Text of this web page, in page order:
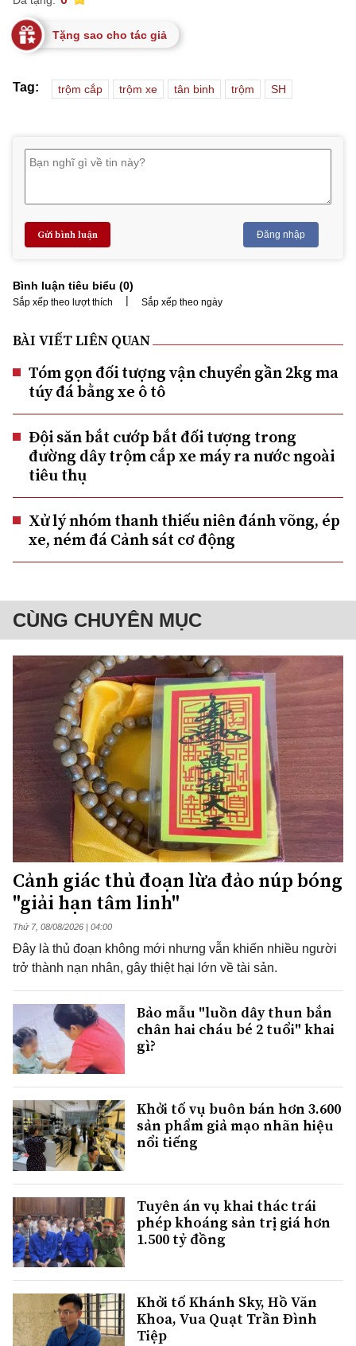
Tặng sao cho tác giả
Tag: trộm cắp trộm xe tân binh trộm SH
Gửi bình luận Đăng nhập
Bình luận tiêu biểu (0)
Sắp xếp theo lượt thích | Sắp xếp theo ngày
BÀI VIẾT LIÊN QUAN
Tóm gọn đối tượng vận chuyển gần 2kg ma
túy đá bằng xe ô tô
Đội săn bắt cướp bắt đối tượng trong
đường dây trộm cắp xe máy ra nước ngoài
tiêu thụ
Xử lý nhóm thanh thiếu niên đánh võng, ép
xe, ném đá Cảnh sát cơ động
CÙNG CHUYÊN MỤC
Cảnh giác thủ đoạn lừa đảo núp bóng
"giải hạn tâm linh"
Thứ 7, 08/08/2026 | 04:00
Đây là thủ đoạn không mới nhưng vẫn khiến nhiều người
trở thành nạn nhân, gây thiệt hại lớn về tài sản.
Bảo mẫu "luồn dây thun bắn
chân hai cháu bé 2 tuổi" khai
gì?
Khởi tố vụ buôn bán hơn 3.600
sản phẩm giả mạo nhãn hiệu
nổi tiếng
Tuyên án vụ khai thác trái
phép khoáng sản trị giá hơn
1.500 tỷ đồng
Khởi tố Khánh Sky, Hồ Văn
Khoa, Vua Quạt Trần Đình
Tiệp